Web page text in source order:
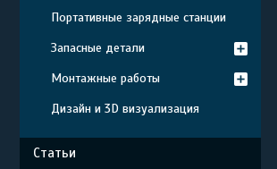
Портативные зарядные станции
Запасные детали
Монтажные работы
Дизайн и 3D визуализация
Статьи